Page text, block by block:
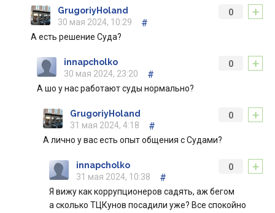
+
0
GrugoriyHoland
30 мая 2024, 10:29
#
А есть решение Суда?
+
0
innapcholko
30 мая 2024, 23:20
#
А шо у нас работают суды нормально?
+
0
GrugoriyHoland
31 мая 2024, 4:18
#
А лично у вас есть опыт общения с Судами?
+
0
innapcholko
31 мая 2024, 10:38
#
Я вижу как коррупционеров садять, аж бегом
а сколько ТЦКунов посадили уже? Все спокойно